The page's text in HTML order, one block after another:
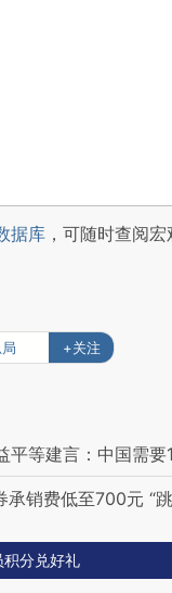
据库 ，可随时查阅
+关注
平等建言：中国需
销费低至700元 “
积分兑好礼